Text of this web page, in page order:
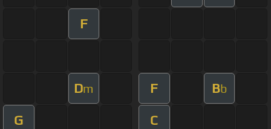
F
Dm F Bb
G C